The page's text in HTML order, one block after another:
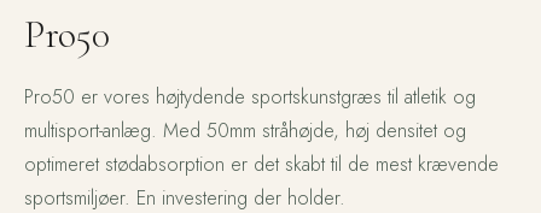
Pro50
Pro50 er vores højtydende sportskunstgræs til atletik og
multisport-anlæg. Med 50mm stråhøjde, høj densitet og
optimeret stødabsorption er det skabt til de mest krævende
sportsmiljøer. En investering der holder.